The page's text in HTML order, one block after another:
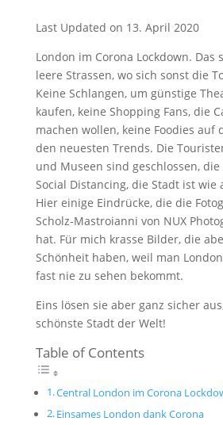
Last Updated on 13. April 2020
London im Corona Lockdown. Das
leere Strassen, wo sich sonst die
Keine Schlangen, um günstige
kaufen, keine Shopping Fans, die
machen wollen, keine Foodies auf
den neuesten Trends. Die
und Museen sind geschlossen,
Social Distancing, die Stadt ist wie
Hier einige Eindrücke, die die
Scholz-Mastroianni von NUX
hat. Für mich krasse Bilder, die
Schönheit haben, weil man
fast nie zu sehen bekommt.
Eins lösen sie aber ganz sicher
schönste Stadt der Welt!
Table of Contents
Central London im Corona
Einsames London dank Corona